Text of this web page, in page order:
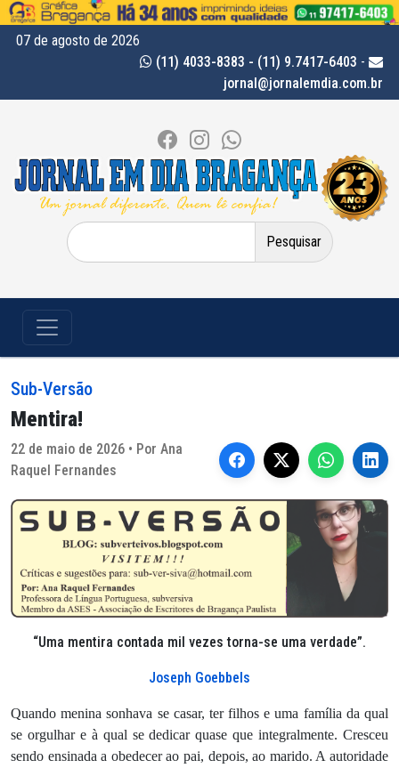
07 de agosto de 2026
(11) 4033-8383 - (11) 9.7417-6403 -
jornal@jornalemdia.com.br
Pesquisar
por:
Sub-Versão
Mentira!
22 de maio de 2026 • Por Ana
Raquel Fernandes
“Uma mentira contada mil vezes torna-se uma verdade”.
Joseph Goebbels
Quando menina sonhava se casar, ter filhos e uma família da qual
se orgulhar e à qual se dedicar quase que integralmente. Cresceu
sendo ensinada a obedecer ao pai, depois, ao marido. A autoridade